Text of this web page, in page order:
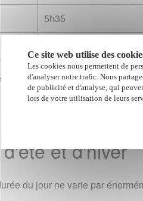
5h35
pour le 1er jour du mois : 1er
et d'hiver
du jour ne varie par
Ce site web utilise des
Les cookies nous permettent de
d'analyser notre trafic. Nous
de publicité et d'analyse, qui
lors de votre utilisation de leurs